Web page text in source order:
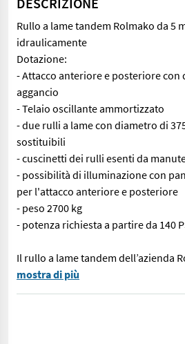
Rullo a lame tandem Rolmako da 5
idraulicamente
Dotazione:
- Attacco anteriore e posteriore con
aggancio
- Telaio oscillante ammortizzato
- due rulli a lame con diametro di
sostituibili
- cuscinetti dei rulli esenti da
- possibilità di illuminazione con
per l'attacco anteriore e posteriore
- peso 2700 kg
- potenza richiesta a partire da 140
Il rullo a lame tandem dell’azienda
Rullo a lame tandem Rolmako da
mostra di più